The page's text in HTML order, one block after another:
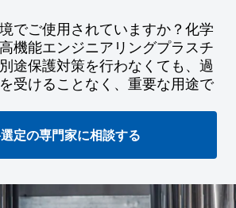
でご使用されていますか？化学
機能エンジニアリングプラスチ
途保護対策を行わなくても、過
受けることなく、重要な用途で
定の専門家に相談する